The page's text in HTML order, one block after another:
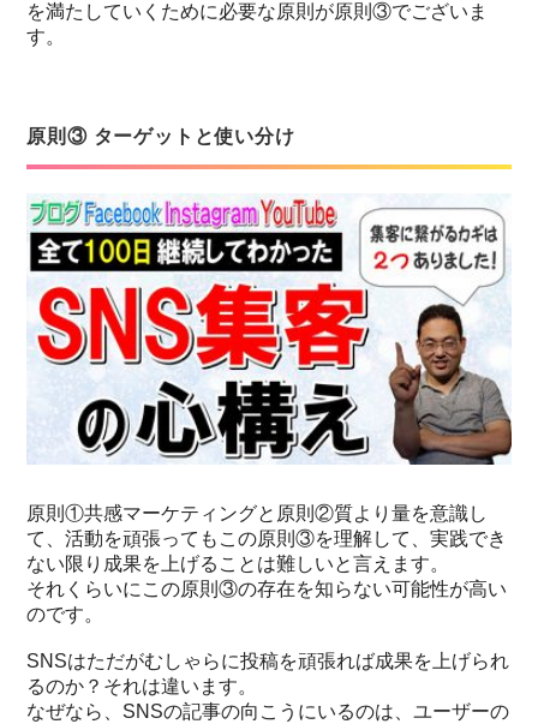
を満たしていくために必要な原則が原則③でございま
す。
原則③ ターゲットと使い分け
原則①共感マーケティングと原則②質より量を意識し
て、活動を頑張ってもこの原則③を理解して、実践でき
ない限り成果を上げることは難しいと言えます。
それくらいにこの原則③の存在を知らない可能性が高い
のです。
SNSはただがむしゃらに投稿を頑張れば成果を上げられ
るのか？それは違います。
なぜなら、SNSの記事の向こうにいるのは、ユーザーの